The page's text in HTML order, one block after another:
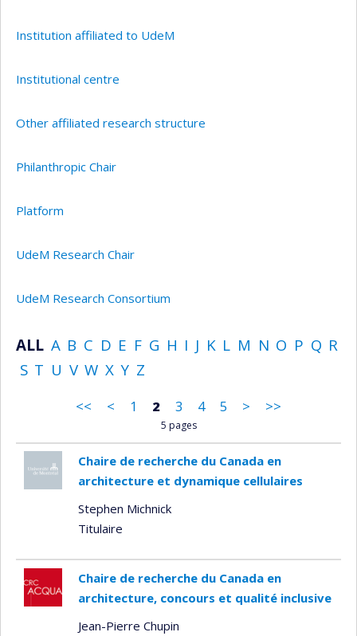
Institution affiliated to UdeM
Institutional centre
Other affiliated research structure
Philanthropic Chair
Platform
UdeM Research Chair
UdeM Research Consortium
ALL A B C D E F G H I J K L M N O P Q R
S T U V W X Y Z
<< < 1 2 3 4 5 > >>
5 pages
Chaire de recherche du Canada en
architecture et dynamique cellulaires
Stephen Michnick
Titulaire
Chaire de recherche du Canada en
architecture, concours et qualité inclusive
Jean-Pierre Chupin